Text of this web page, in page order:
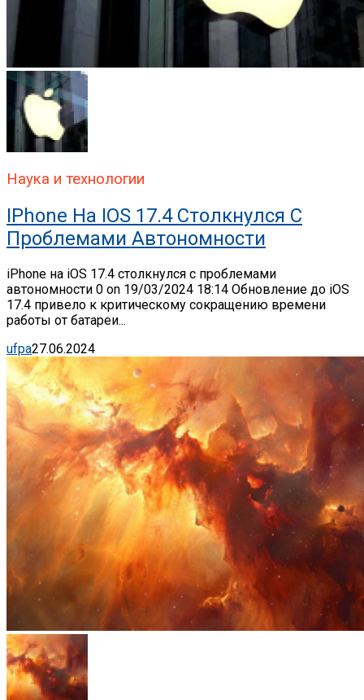
Наука и технологии
IPhone На IOS 17.4 Столкнулся С
Проблемами Автономности
iPhone на iOS 17.4 столкнулся с проблемами
автономности 0 on 19/03/2024 18:14 Обновление до iOS
17.4 привело к критическому сокращению времени
работы от батареи...
ufpa27.06.2024